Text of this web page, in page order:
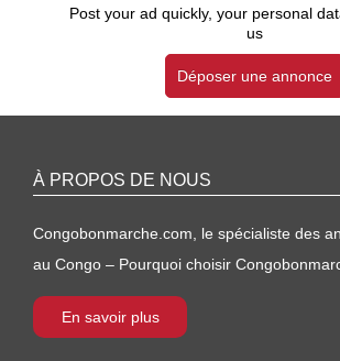
Post your ad quickly, your personal
us
Déposer une annonce
À PROPOS DE NOUS
Congobonmarche.com, le spécialiste des
au Congo – Pourquoi choisir
En savoir plus